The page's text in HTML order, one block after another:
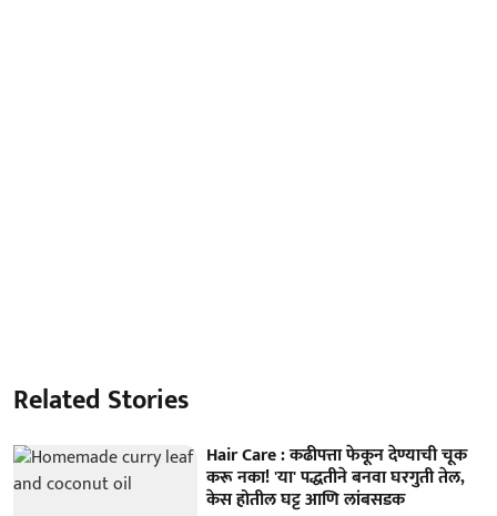
Related Stories
Hair Care : कढीपत्ता फेकून देण्याची चूक
करू नका! 'या' पद्धतीने बनवा घरगुती तेल,
केस होतील घट्ट आणि लांबसडक